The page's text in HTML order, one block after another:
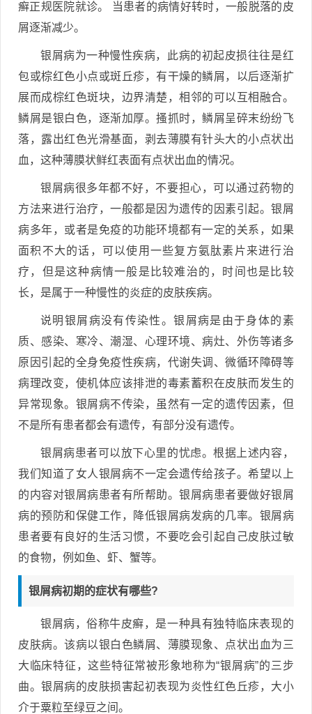
癣正规医院就诊。 当患者的病情好转时，一般脱落的皮
屑逐渐减少。
银屑病为一种慢性疾病，此病的初起皮损往往是红
包或棕红色小点或斑丘疹，有干燥的鳞屑，以后逐渐扩
展而成棕红色斑块，边界清楚，相邻的可以互相融合。
鳞屑是银白色，逐渐加厚。搔抓时，鳞屑呈碎末纷纷飞
落，露出红色光滑基面，剥去薄膜有针头大的小点状出
血，这种薄膜状鲜红表面有点状出血的情况。
银屑病很多年都不好，不要担心，可以通过药物的
方法来进行治疗，一般都是因为遗传的因素引起。银屑
病多年，或者是免疫的功能环境都有一定的关系，如果
面积不大的话，可以使用一些复方氨肽素片来进行治
疗，但是这种病情一般是比较难治的，时间也是比较
长，是属于一种慢性的炎症的皮肤疾病。
说明银屑病没有传染性。银屑病是由于身体的素
质、感染、寒冷、潮湿、心理环境、病灶、外伤等诸多
原因引起的全身免疫性疾病，代谢失调、微循环障碍等
病理改变，使机体应该排泄的毒素蓄积在皮肤而发生的
异常现象。银屑病不传染，虽然有一定的遗传因素，但
不是所有患者都会有遗传，有部分没有遗传。
银屑病患者可以放下心里的忧虑。根据上述内容，
我们知道了女人银屑病不一定会遗传给孩子。希望以上
的内容对银屑病患者有所帮助。银屑病患者要做好银屑
病的预防和保健工作，降低银屑病发病的几率。银屑病
患者要有良好的生活习惯，不要吃会引起自己皮肤过敏
的食物，例如鱼、虾、蟹等。
银屑病初期的症状有哪些?
银屑病，俗称牛皮癣，是一种具有独特临床表现的
皮肤病。该病以银白色鳞屑、薄膜现象、点状出血为三
大临床特征，这些特征常被形象地称为“银屑病”的三步
曲。银屑病的皮肤损害起初表现为炎性红色丘疹，大小
介于粟粒至绿豆之间。